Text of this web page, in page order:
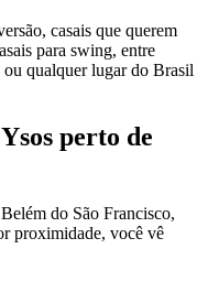
casais que querem
para swing, entre
ou qualquer lugar do Brasil
perto de
do São Francisco,
proximidade, você vê